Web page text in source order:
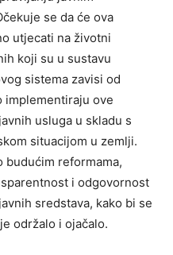
se da će ova
utjecati na životni
koji su u sustavu
sistema zavisi od
implementiraju ove
usluga u skladu s
situacijom u zemlji.
budućim reformama,
i odgovornost
sredstava, kako bi se
održalo i ojačalo.